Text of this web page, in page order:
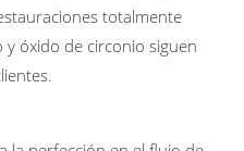
totalmente
y óxido de circonio siguen